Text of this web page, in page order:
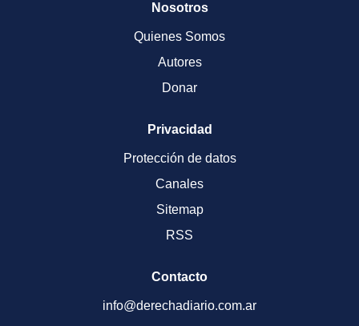
Nosotros
Quienes Somos
Autores
Donar
Privacidad
Protección de datos
Canales
Sitemap
RSS
Contacto
info@derechadiario.com.ar